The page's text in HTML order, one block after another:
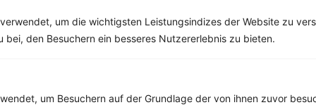
um die wichtigsten Leistungsindizes der Website zu
bei, den Besuchern ein besseres Nutzererlebnis zu bieten.
um Besuchern auf der Grundlage der von ihnen zuvor
10 %Gutschein für unseren Shop